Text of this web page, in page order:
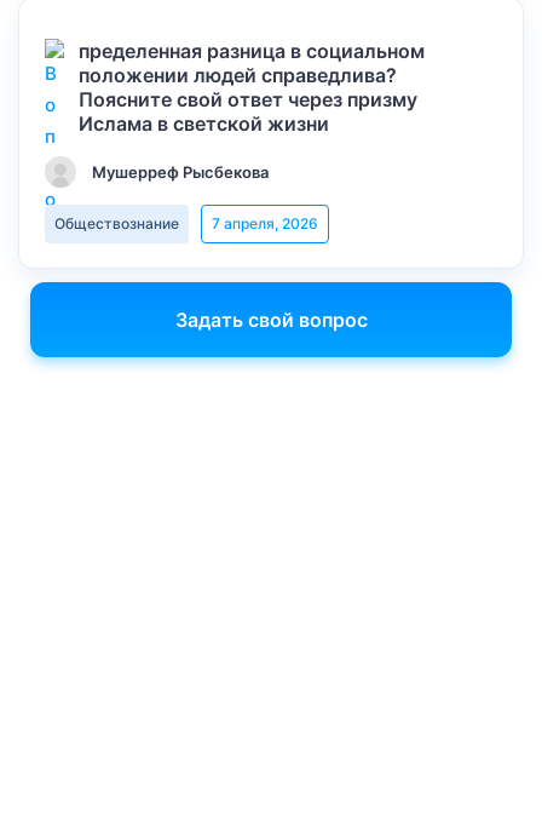
пределенная разница в социальном
положении людей справедлива?
Поясните свой ответ через призму
Ислама в светской жизни
Мушерреф Рысбекова
Обществознание 7 апреля, 2026
Задать свой вопрос